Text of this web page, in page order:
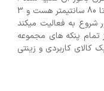
قدرت پرتاب باد این دستگاه نزدیک به 70 تا 80 سانتیمتر هست و 3
شروع به فعالیت میکند
پنکه های مجموعه
کاربردی و زینتی